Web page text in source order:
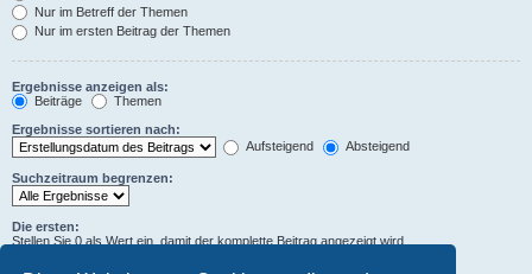
Nur im Betreff der Themen
Nur im ersten Beitrag der Themen
Ergebnisse anzeigen als:
Beiträge
Themen
Ergebnisse sortieren nach:
Aufsteigend
Absteigend
Suchzeitraum begrenzen:
Die ersten:
Stellen Sie 0 als Wert ein, damit der komplette Beitrag angezeigt wird.